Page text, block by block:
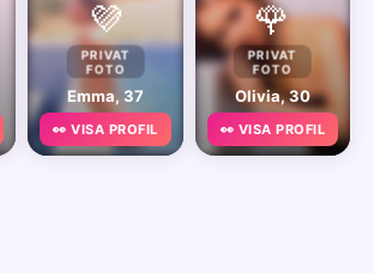
💜
PRIVAT
FOTO
Emma, 37
👀 VISA PROFIL
🌹
PRIVAT
FOTO
Olivia, 30
👀 VISA PROFIL